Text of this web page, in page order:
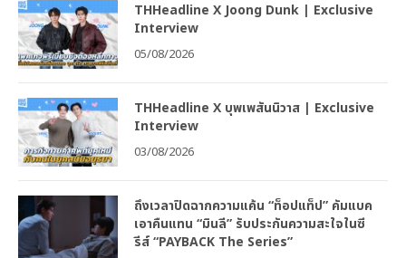
THHeadline X Joong Dunk | Exclusive
Interview
05/08/2026
THHeadline X บุพเพสันนิวาส | Exclusive
Interview
03/08/2026
ถึงเวลาปิดฉากความแค้น “ท็อปแท็ป” คัมแบค
เอาคืนแทน “มินลี” รับประกันความสะใจในซี
รีส์ “PAYBACK The Series”